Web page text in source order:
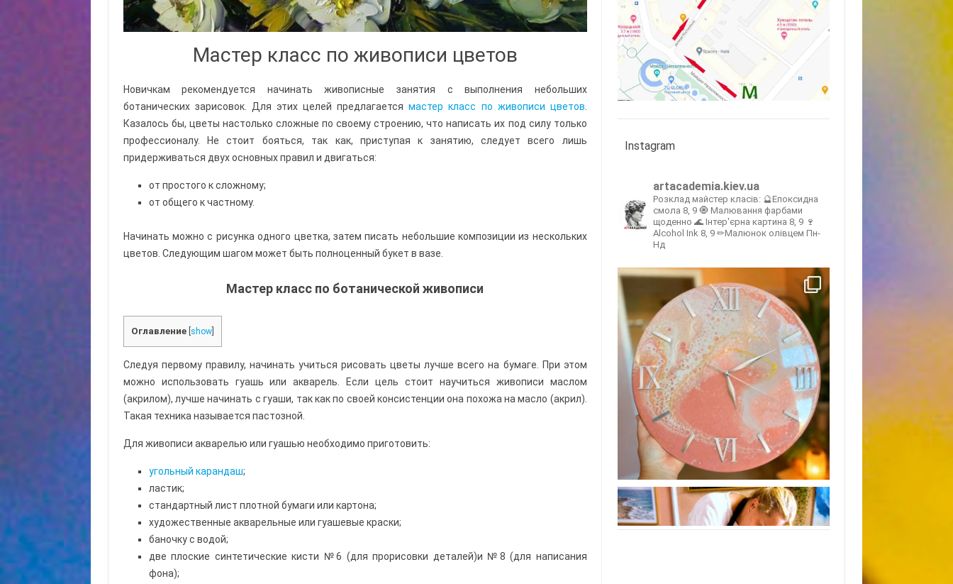
Мастер класс по живописи цветов
Новичкам рекомендуется начинать живописные занятия с выполнения небольших
ботанических зарисовок. Для этих целей предлагаетсямастер класс по живописи цветов
Казалось бы, цветы настолько сложные по своему строению, что написать их под силу только
профессионалу. Не стоит бояться, так как, приступая к занятию, следует всего лишь
придерживаться двух основных правил и двигаться:
от простого к сложному;
от общего к частному.
Начинать можно с рисунка одного цветка, затем писать небольшие композиции из нескольких
цветов. Следующим шагом может быть полноценный букет в вазе.
Мастер класс по ботанической живописи
Оглавление show]
Следуя первому правилу, начинать учиться рисовать цветы лучше всего на бумаге. При этом
можно использовать гуашь или акварель. Если цель стоит научиться живописи маслом
(акрилом), лучше начинать с гуаши, так как по своей консистенции она похожа на масло (акрил).
Такая техника называется пастозной.
Для живописи акварелью или гуашью необходимо приготовить:
угольный карандаш;
ластик;
стандартный лист плотной бумаги или картона;
художественные акварельные или гуашевые краски;
баночку с водой;
две плоские синтетические кисти №6 (для прорисовки деталей)и №8 (для написания
фона);
Instagram
artacademia.kiev.ua
Розклад майстер класів: 🔮Епоксидна
смола 8, 9 🧿 Малювання фарбами
щоденно 🌊 Інтер'єрна картина 8, 9 🍷
Alcohol Ink 8, 9 ✏Малюнок олівцем Пн-
Нд